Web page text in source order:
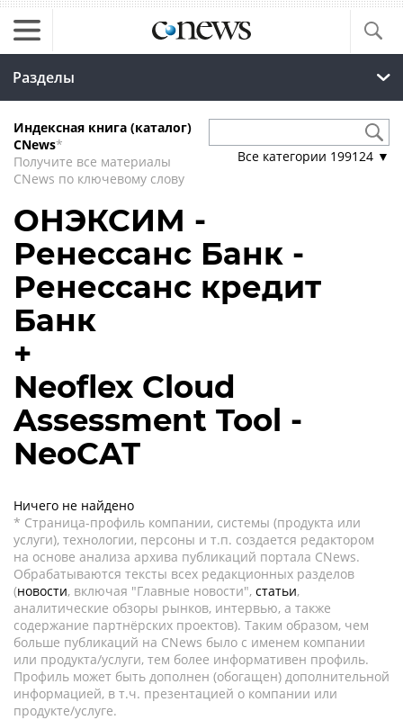
Разделы
Индексная книга (каталог)
CNews*
Получите все материалы
CNews по ключевому слову
Все категории 199124 ▼
ОНЭКСИМ -
Ренессанс Банк -
Ренессанс кредит
Банк
+
Neoflex Cloud
Assessment Tool -
NeoCAT
Ничего не найдено
* Страница-профиль компании, системы (продукта или
услуги), технологии, персоны и т.п. создается редактором
на основе анализа архива публикаций портала CNews.
Обрабатываются тексты всех редакционных разделов
(новости, включая "Главные новости", статьи,
аналитические обзоры рынков, интервью, а также
содержание партнёрских проектов). Таким образом, чем
больше публикаций на CNews было с именем компании
или продукта/услуги, тем более информативен профиль.
Профиль может быть дополнен (обогащен) дополнительной
информацией, в т.ч. презентацией о компании или
продукте/услуге.